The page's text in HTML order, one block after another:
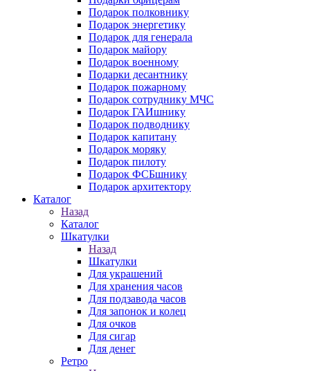
Подарок полковнику
Подарок энергетику
Подарок для генерала
Подарок майору
Подарок военному
Подарки десантнику
Подарок пожарному
Подарок сотруднику МЧС
Подарок ГАИшнику
Подарок подводнику
Подарок капитану
Подарок моряку
Подарок пилоту
Подарок ФСБшнику
Подарок архитектору
Каталог
Назад
Каталог
Шкатулки
Назад
Шкатулки
Для украшений
Для хранения часов
Для подзавода часов
Для запонок и колец
Для очков
Для сигар
Для денег
Ретро